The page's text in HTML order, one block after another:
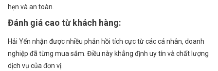
hẹn và an toàn.
Đánh giá cao từ khách hàng:
Hải Yến nhận được nhiều phản hồi tích cực từ các cá nhân, doanh
nghiệp đã từng mua sắm. Điều này khẳng định uy tín và chất lượng
dịch vụ của đơn vị.
Nhu cầu cần tư vấn